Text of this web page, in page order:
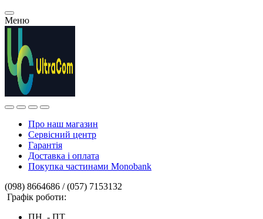
Меню
Про наш магазин
Сервісний центр
Гарантія
Доставка і оплата
Покупка частинами Monobank
(098) 8664686 / (057) 7153132
Графік роботи:
ПН. - ПТ.